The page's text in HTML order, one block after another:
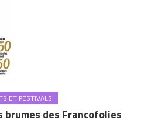
ET FESTIVALS
brumes des Francofolies